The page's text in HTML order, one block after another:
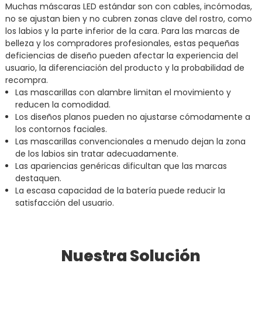
Muchas máscaras LED estándar son con cables, incómodas,
no se ajustan bien y no cubren zonas clave del rostro, como
los labios y la parte inferior de la cara. Para las marcas de
belleza y los compradores profesionales, estas pequeñas
deficiencias de diseño pueden afectar la experiencia del
usuario, la diferenciación del producto y la probabilidad de
recompra.
Las mascarillas con alambre limitan el movimiento y
reducen la comodidad.
Los diseños planos pueden no ajustarse cómodamente a
los contornos faciales.
Las mascarillas convencionales a menudo dejan la zona
de los labios sin tratar adecuadamente.
Las apariencias genéricas dificultan que las marcas
destaquen.
La escasa capacidad de la batería puede reducir la
satisfacción del usuario.
Nuestra Solución